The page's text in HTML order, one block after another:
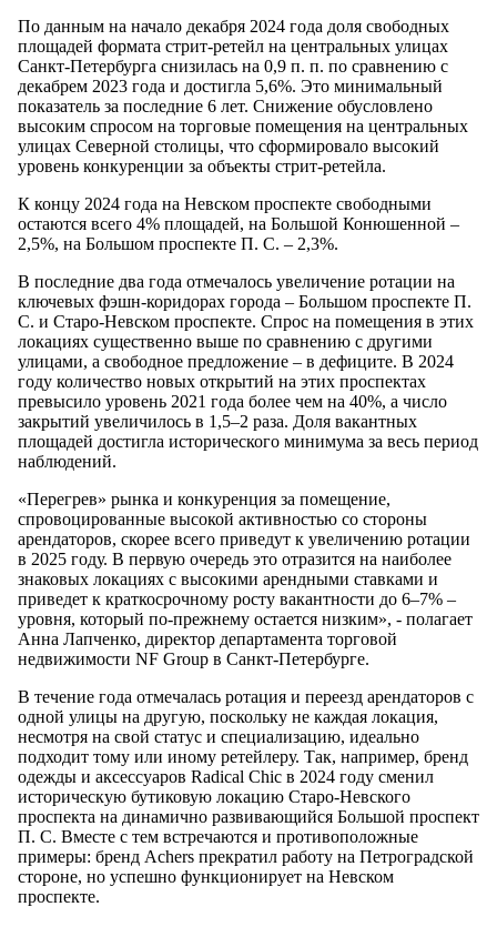
По данным на начало декабря 2024 года доля свободных
площадей формата стрит-ретейл на центральных улицах
Санкт-Петербурга снизилась на 0,9 п. п. по сравнению с
декабрем 2023 года и достигла 5,6%. Это минимальный
показатель за последние 6 лет. Снижение обусловлено
высоким спросом на торговые помещения на центральных
улицах Северной столицы, что сформировало высокий
уровень конкуренции за объекты стрит-ретейла.
К концу 2024 года на Невском проспекте свободными
остаются всего 4% площадей, на Большой Конюшенной –
2,5%, на Большом проспекте П. С. – 2,3%.
В последние два года отмечалось увеличение ротации на
ключевых фэшн-коридорах города – Большом проспекте П.
С. и Старо-Невском проспекте. Спрос на помещения в этих
локациях существенно выше по сравнению с другими
улицами, а свободное предложение – в дефиците. В 2024
году количество новых открытий на этих проспектах
превысило уровень 2021 года более чем на 40%, а число
закрытий увеличилось в 1,5–2 раза. Доля вакантных
площадей достигла исторического минимума за весь период
наблюдений.
«Перегрев» рынка и конкуренция за помещение,
спровоцированные высокой активностью со стороны
арендаторов, скорее всего приведут к увеличению ротации
в 2025 году. В первую очередь это отразится на наиболее
знаковых локациях с высокими арендными ставками и
приведет к краткосрочному росту вакантности до 6–7% –
уровня, который по-прежнему остается низким», - полагает
Анна Лапченко, директор департамента торговой
недвижимости NF Group в Санкт-Петербурге.
В течение года отмечалась ротация и переезд арендаторов с
одной улицы на другую, поскольку не каждая локация,
несмотря на свой статус и специализацию, идеально
подходит тому или иному ретейлеру. Так, например, бренд
одежды и аксессуаров Radical Chic в 2024 году сменил
историческую бутиковую локацию Старо-Невского
проспекта на динамично развивающийся Большой проспект
П. С. Вместе с тем встречаются и противоположные
примеры: бренд Achers прекратил работу на Петроградской
стороне, но успешно функционирует на Невском
проспекте.